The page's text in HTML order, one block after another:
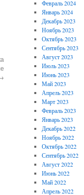
Февраль 2024
Январь 2024
Декабрь 2023
Ноябрь 2023
Октябрь 2023
Сентябрь 2023
Август 2023
Июль 2023
Июнь 2023
Май 2023
Апрель 2023
Март 2023
Февраль 2023
Январь 2023
Декабрь 2022
Ноябрь 2022
Октябрь 2022
Сентябрь 2022
Август 2022
Июнь 2022
Май 2022
Апрель 2022